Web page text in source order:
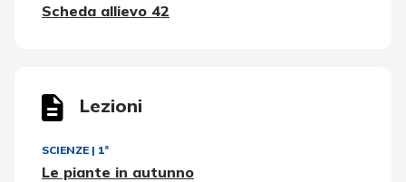
Scheda allievo 42
Lezioni
SCIENZE | 1ª
Le piante in autunno